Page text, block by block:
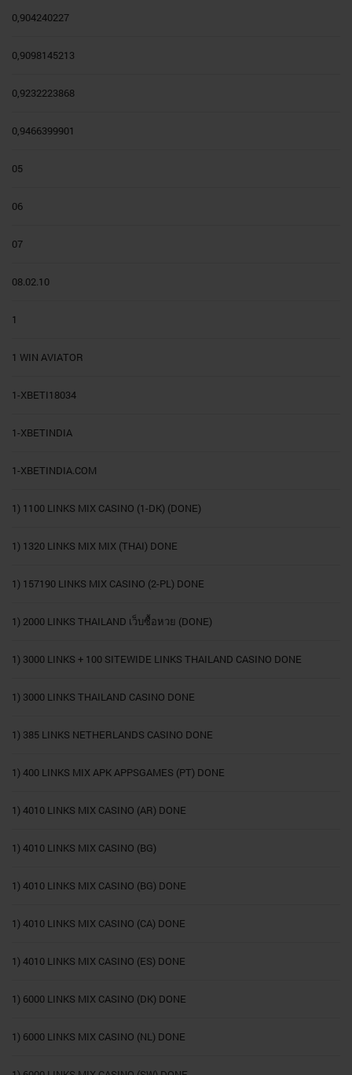
0,904240227
0,9098145213
0,9232223868
0,9466399901
05
06
07
08.02.10
1
1 WIN AVIATOR
1-XBETI18034
1-XBETINDIA
1-XBETINDIA.COM
1) 1100 LINKS MIX CASINO (1-DK) (DONE)
1) 1320 LINKS MIX MIX (THAI) DONE
1) 157190 LINKS MIX CASINO (2-PL) DONE
1) 2000 LINKS THAILAND เว็บซื้อหวย (DONE)
1) 3000 LINKS + 100 SITEWIDE LINKS THAILAND CASINO DONE
1) 3000 LINKS THAILAND CASINO DONE
1) 385 LINKS NETHERLANDS CASINO DONE
1) 400 LINKS MIX APK APPSGAMES (PT) DONE
1) 4010 LINKS MIX CASINO (AR) DONE
1) 4010 LINKS MIX CASINO (BG)
1) 4010 LINKS MIX CASINO (BG) DONE
1) 4010 LINKS MIX CASINO (CA) DONE
1) 4010 LINKS MIX CASINO (ES) DONE
1) 6000 LINKS MIX CASINO (DK) DONE
1) 6000 LINKS MIX CASINO (NL) DONE